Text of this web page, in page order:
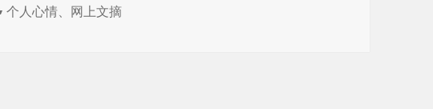
分
个人心情、 网上文摘